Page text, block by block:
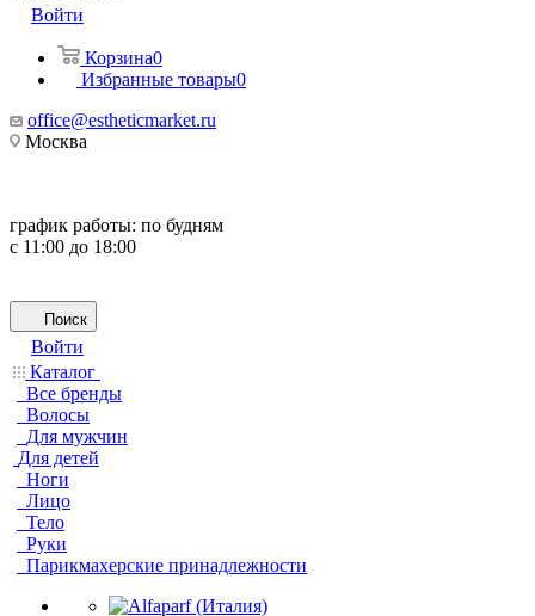
Войти
Корзина0
Избранные товары0
office@estheticmarket.ru
Москва
график работы: по будням
с 11:00 до 18:00
Поиск
Войти
Каталог
Все бренды
Волосы
Для мужчин
Для детей
Ноги
Лицо
Тело
Руки
Парикмахерские принадлежности